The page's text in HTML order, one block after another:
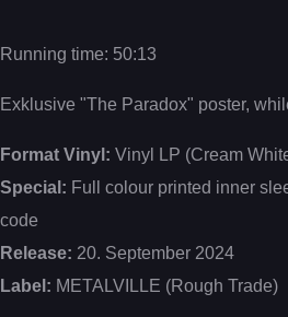
Running time: 50:13
Exklusive "The Paradox" poster,
Format Vinyl: Vinyl LP (Cream
Special: Full colour printed inner
code
Release: 20. September 2024
Label: METALVILLE (Rough Trade)